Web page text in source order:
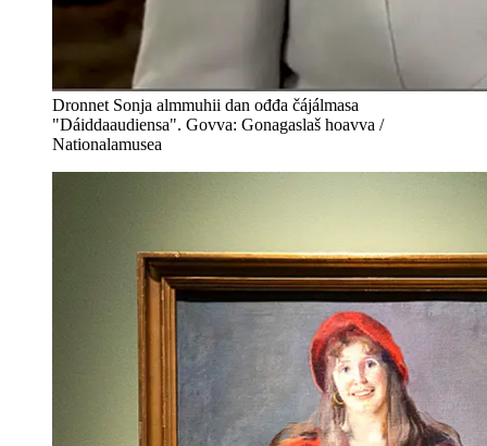
Dronnet Sonja almmuhii dan ođđa čájálmasa
"Dáiddaaudiensa". Govva: Gonagaslaš hoavva /
Nationalamusea